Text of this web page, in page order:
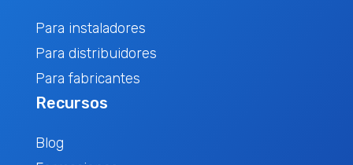
Para instaladores
Para distribuidores
Para fabricantes
Recursos
Blog